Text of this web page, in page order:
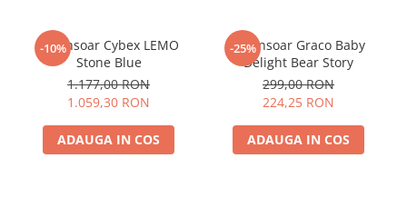
-10%
Balansoar Cybex LEMO
Stone Blue
1.177,00 RON
1.059,30 RON
ADAUGA IN COS
-25%
Balansoar Graco Baby
Delight Bear Story
299,00 RON
224,25 RON
ADAUGA IN COS